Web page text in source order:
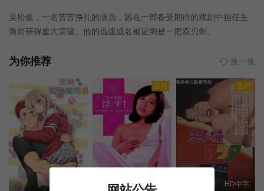
吴松俊，一名苦苦挣扎的演员，因在一部备受期待的戏剧中担任主
角而获得重大突破。他的迅速成名被证明是一把双刃剑。
为你推荐 换一换
正片
HD中字
正片
HD中字